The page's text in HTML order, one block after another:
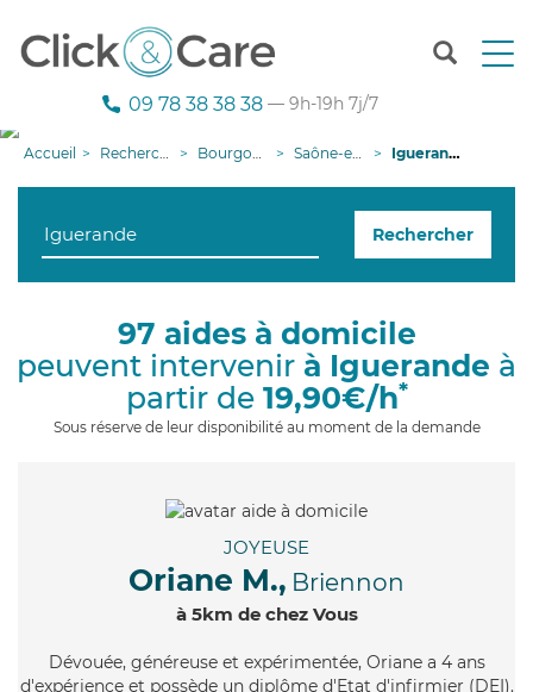
T
n
g
i
09 78 38 38 38 — 9h-19h 7j/7
Accueil Recherche aide à domicile Bourgogne-Franche-Comté Saône-et-Loire Iguerande
Rechercher
97 aides à domicile
peuvent intervenir à Iguerande à
partir de 19,90€/h*
Sous réserve de leur disponibilité au moment de la demande
JOYEUSE
Oriane M., Briennon
à 5km de chez Vous
Dévouée, généreuse et expérimentée, Oriane a 4 ans
d'expérience et possède un diplôme d'Etat d'infirmier (DEI).